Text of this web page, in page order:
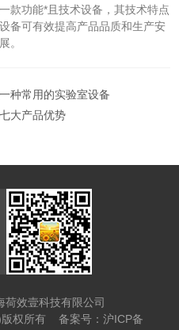
功能*且技术设备，其技术特点
备可有效提高产品品质和生产安
。
种常用的实验室设备
大产品优势
效壹科技有限公司
版权所有 备案号：沪ICP备